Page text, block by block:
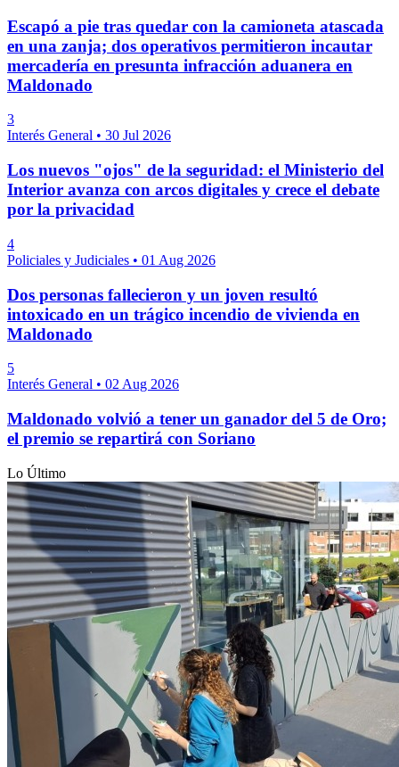
Escapó a pie tras quedar con la camioneta atascada
en una zanja; dos operativos permitieron incautar
mercadería en presunta infracción aduanera en
Maldonado
3
Interés General • 30 Jul 2026
Los nuevos "ojos" de la seguridad: el Ministerio del
Interior avanza con arcos digitales y crece el debate
por la privacidad
4
Policiales y Judiciales • 01 Aug 2026
Dos personas fallecieron y un joven resultó
intoxicado en un trágico incendio de vivienda en
Maldonado
5
Interés General • 02 Aug 2026
Maldonado volvió a tener un ganador del 5 de Oro;
el premio se repartirá con Soriano
Lo Último